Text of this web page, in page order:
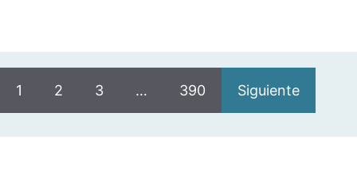
1 2 3 … 390 Siguiente